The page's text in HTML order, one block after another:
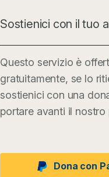
Sostienici con il tuo
Questo servizio è
gratuitamente, se lo
sostienici con una
portare avanti il nostro
Dona con